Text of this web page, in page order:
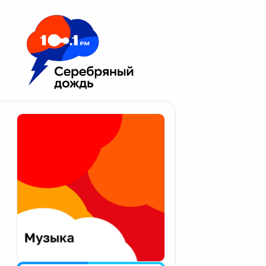
Москва 100.1 FM
Апатиты
Екатеринбург
Калининград
Калуга